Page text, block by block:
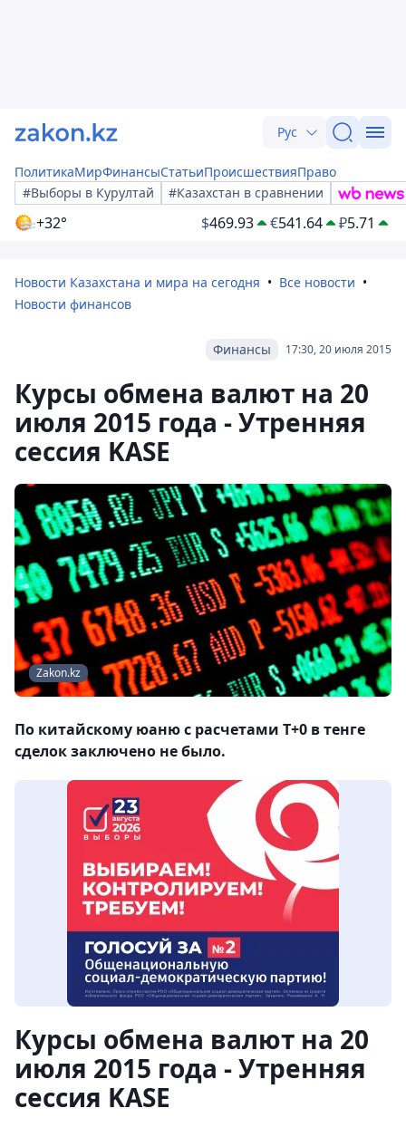
Рус
ПолитикаМирФинансыСтатьиПроисшествияПраво
#Выборы в Курултай
#Казахстан в сравнении
+32° $469.93 €541.64 ₽5.71
Новости Казахстана и мира на сегодня
Все новости
Новости финансов
17:30, 20 июля 2015
Финансы
Курсы обмена валют на 20
июля 2015 года - Утренняя
сессия KASE
Zakon.kz
По китайскому юаню с расчетами T+0 в тенге
сделок заключено не было.
Курсы обмена валют на 20
июля 2015 года - Утренняя
сессия KASE